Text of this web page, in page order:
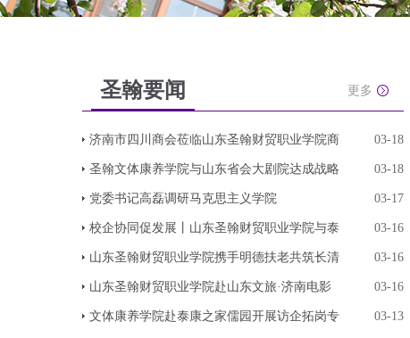
圣翰要闻 更多
济南市四川商会莅临山东圣翰财贸职业学院商 03-18
圣翰文体康养学院与山东省会大剧院达成战略 03-18
党委书记高磊调研马克思主义学院 03-17
校企协同促发展丨山东圣翰财贸职业学院与泰 03-16
山东圣翰财贸职业学院携手明德扶老共筑长清 03-16
山东圣翰财贸职业学院赴山东文旅·济南电影 03-16
文体康养学院赴泰康之家儒园开展访企拓岗专 03-13